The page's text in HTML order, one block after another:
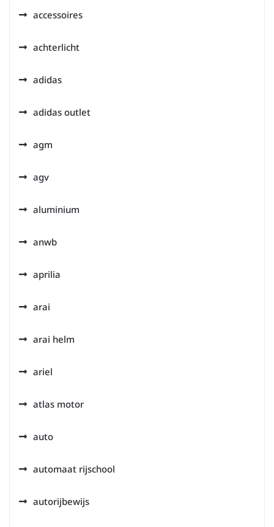
accessoires
achterlicht
adidas
adidas outlet
agm
agv
aluminium
anwb
aprilia
arai
arai helm
ariel
atlas motor
auto
automaat rijschool
autorijbewijs